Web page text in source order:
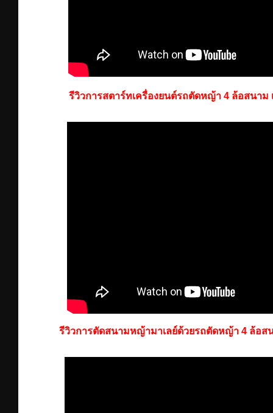
รีวิวการสตาร์ทเครื่องยนต์รถตัดหญ้า 4 ล้อสนาม
รีวิวการตัดสนามหญ้ามาเลย์ด้วยรถตัดหญ้า 4 ล้อส